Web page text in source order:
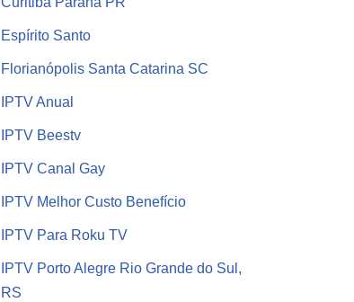
Espírito Santo
Florianópolis Santa Catarina SC
IPTV Anual
IPTV Beestv
IPTV Canal Gay
IPTV Melhor Custo Benefício
IPTV Para Roku TV
IPTV Porto Alegre Rio Grande do Sul,
RS